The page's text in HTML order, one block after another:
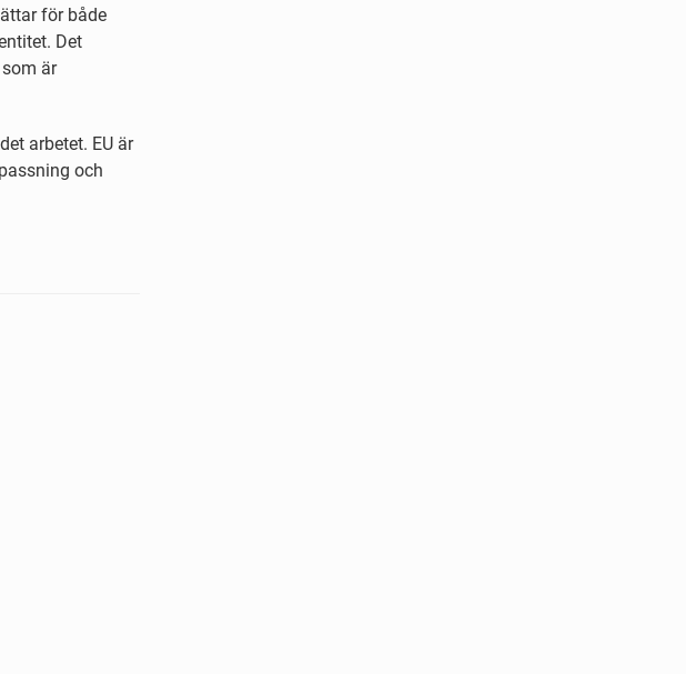
för både
Det
är
arbetet. EU är
och